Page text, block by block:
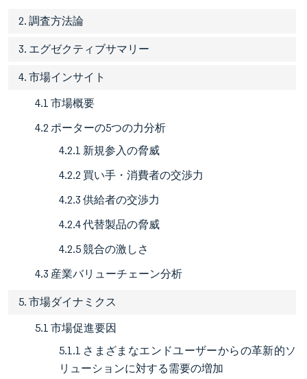
2. 調査方法論
3. エグゼクティブサマリー
4. 市場インサイト
4.1 市場概要
4.2 ポーターの5つの力分析
4.2.1 新規参入の脅威
4.2.2 買い手・消費者の交渉力
4.2.3 供給者の交渉力
4.2.4 代替製品の脅威
4.2.5 競合の激しさ
4.3 産業バリューチェーン分析
5. 市場ダイナミクス
5.1 市場促進要因
5.1.1 さまざまなエンドユーザーからの革新的ソ
リューションに対する需要の増加